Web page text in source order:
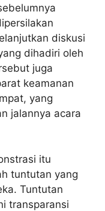
diskusi
dihadiri oleh
juga
keamanan
yang
jalannya acara
itu
tuntutan yang
Tuntutan
transparansi